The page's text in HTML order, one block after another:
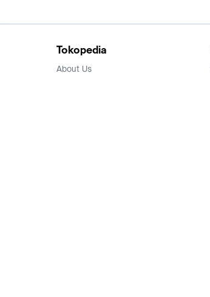
Tokopedia
About Us